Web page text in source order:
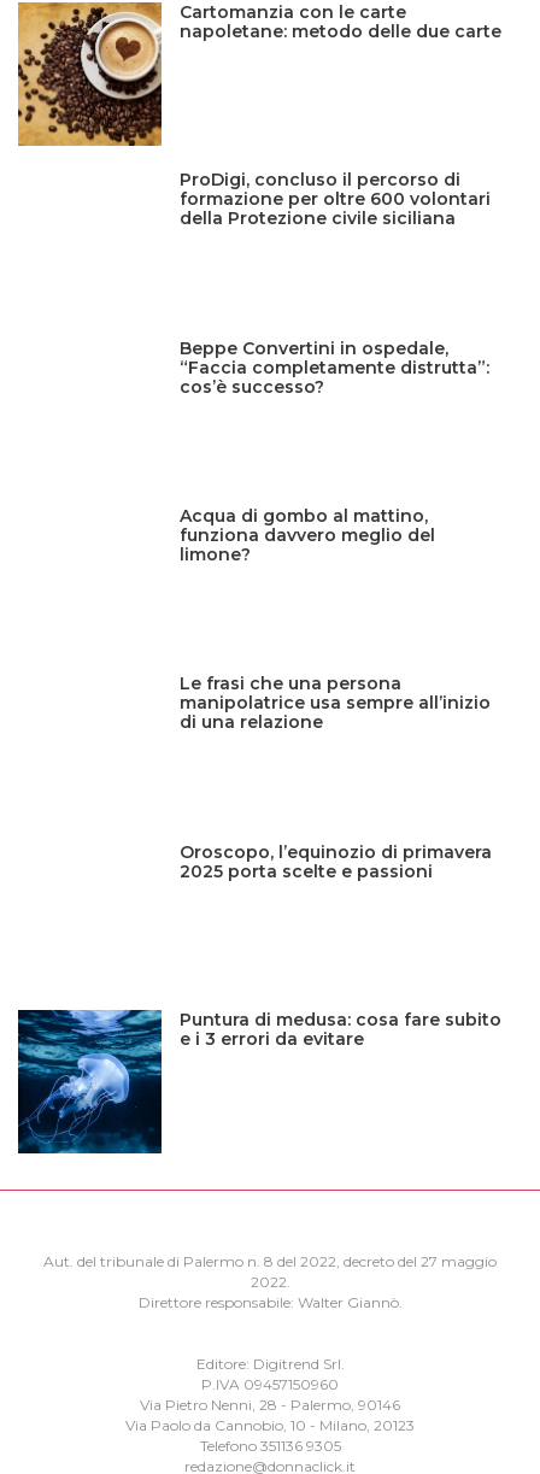
Cartomanzia con le carte
napoletane: metodo delle due carte
ProDigi, concluso il percorso di
formazione per oltre 600 volontari
della Protezione civile siciliana
Beppe Convertini in ospedale,
“Faccia completamente distrutta”:
cos’è successo?
Acqua di gombo al mattino,
funziona davvero meglio del
limone?
Le frasi che una persona
manipolatrice usa sempre all’inizio
di una relazione
Oroscopo, l’equinozio di primavera
2025 porta scelte e passioni
Puntura di medusa: cosa fare subito
e i 3 errori da evitare
Aut. del tribunale di Palermo n. 8 del 2022, decreto del 27 maggio
2022.
Direttore responsabile: Walter Giannò.
Editore: Digitrend Srl.
P.IVA 09457150960
Via Pietro Nenni, 28 - Palermo, 90146
Via Paolo da Cannobio, 10 - Milano, 20123
Telefono 351136 9305
redazione@donnaclick.it